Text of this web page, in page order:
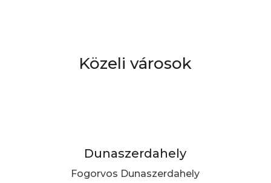
Közeli városok
Dunaszerdahely
Fogorvos Dunaszerdahely